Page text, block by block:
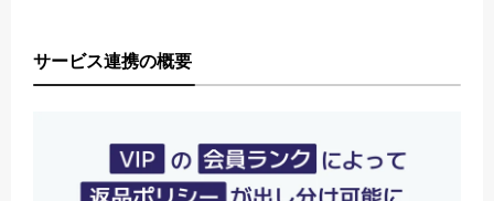
サービス連携の概要